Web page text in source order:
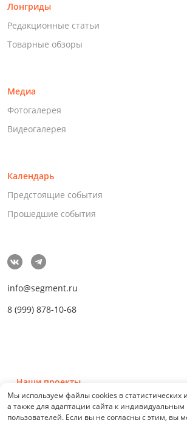
Лонгриды
Редакционные статьи
Товарные обзоры
Медиа
Фотогалерея
Видеогалерея
Календарь
Предстоящие события
Прошедшие события
info@segment.ru
8 (999) 878-10-68
Наши проекты
Мы используем файлы cookies в статистических
а также для адаптации сайта к индивидуальным
пользователей. Если вы не согласны с этим, вы